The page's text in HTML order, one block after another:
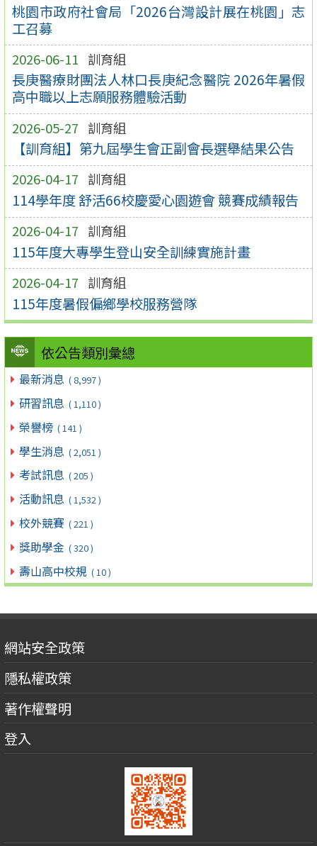
桃園市政府社會局「2026台灣設計展在桃園」志
工召募
2026-06-11 訓育組
長庚醫療財團法人林口長庚紀念醫院 2026年暑假
高中職以上志願服務體驗活動
2026-05-27 訓育組
【訓育組】第九屆學生會正副會長選舉結果公告
2026-04-17 訓育組
114學年度 舒活66校慶愛心園遊會 競賽成績報告
2026-04-17 訓育組
115年度大專學生登山安全訓練實施計畫
2026-04-17 訓育組
115年度暑假偏鄉學校服務營隊
依公告類別彙總
最新消息 ( 8,997 )
研習訊息 ( 1,110 )
榮譽榜 ( 141 )
學生消息 ( 2,051 )
考試訊息 ( 205 )
活動訊息 ( 1,532 )
校外競賽 ( 221 )
獎助學金 ( 320 )
壽山高中校規 ( 10 )
網站安全政策
隱私權政策
著作權聲明
登入